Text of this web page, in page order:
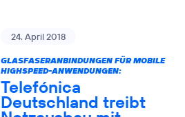
24. April 2018
GLASFASERANBINDUNGEN FÜR MOBILE
HIGHSPEED-ANWENDUNGEN:
Telefónica
Deutschland treibt